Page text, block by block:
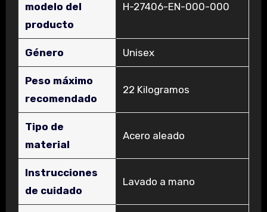
modelo del
producto
‎H-27406-EN-000-000
Género ‎Unisex
Peso máximo
recomendado
‎22 Kilogramos
Tipo de
material
‎Acero aleado
Instrucciones
de cuidado
‎Lavado a mano